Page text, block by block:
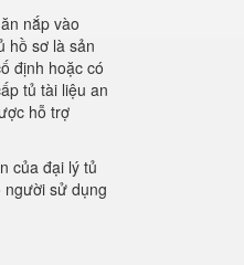
nắp vào
hồ sơ là sản
định hoặc có
tủ tài liệu an
hỗ trợ
của đại lý tủ
người sử dụng